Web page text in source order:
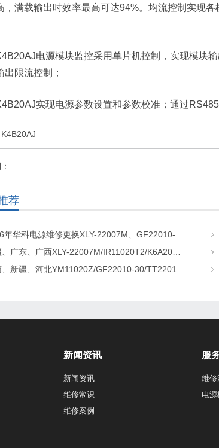
，满载输出时效率最高可达94%。均流控制实现
电源模块监控采用单片机控制，实现模块
出限流控制；
实现电源参数设置和参数校准；通过RS485
K4B20AJ
荐
新闻资讯
新闻资讯
维修常识
维修案例
服
维修
电